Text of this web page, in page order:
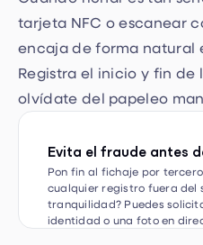
encaja de forma natural
Registra el inicio y fin de
olvídate del papeleo
Evita el fraude antes
cualquier registro fuera del
tranquilidad? Puedes
identidad o una foto en